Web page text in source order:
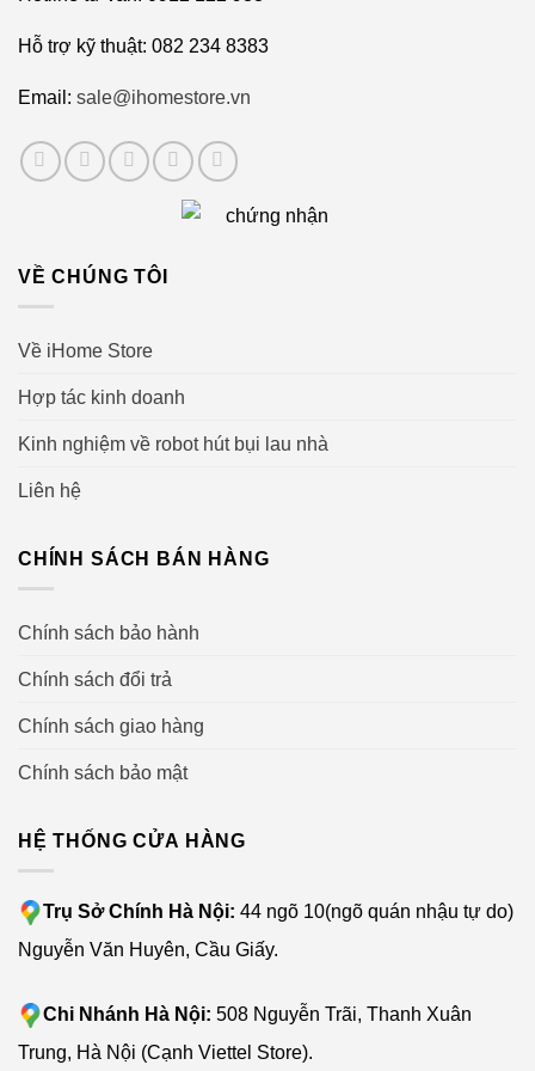
Hỗ trợ kỹ thuật: 082 234 8383
Email: sale@ihomestore.vn
VỀ CHÚNG TÔI
Về iHome Store
Hợp tác kinh doanh
Kinh nghiệm về robot hút bụi lau nhà
Liên hệ
CHÍNH SÁCH BÁN HÀNG
Chính sách bảo hành
Chính sách đổi trả
Chính sách giao hàng
Chính sách bảo mật
HỆ THỐNG CỬA HÀNG
Trụ Sở Chính Hà Nội: 44 ngõ 10(ngõ quán nhậu tự do)
Nguyễn Văn Huyên, Cầu Giấy.
Chi Nhánh Hà Nội: 508 Nguyễn Trãi, Thanh Xuân
Trung, Hà Nội (Cạnh Viettel Store).